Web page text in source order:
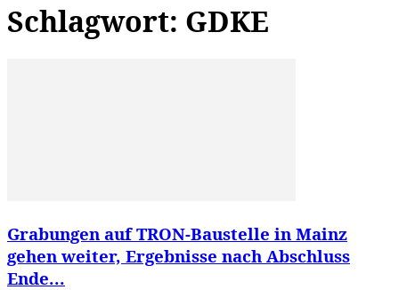
Schlagwort: GDKE
Grabungen auf TRON-Baustelle in Mainz
gehen weiter, Ergebnisse nach Abschluss
Ende...